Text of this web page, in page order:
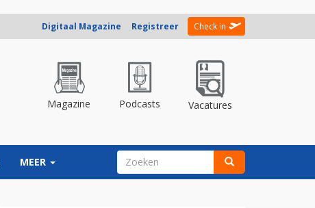
Digitaal Magazine Registreer Check in
Magazine Podcasts Vacatures
MEER ZOEKVELD